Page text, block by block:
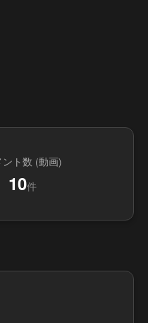
ント数 (動画)
10件